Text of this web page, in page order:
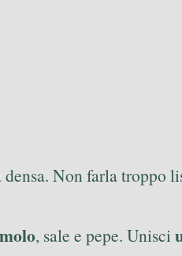
Non farla troppo
, sale e pepe. Unisci